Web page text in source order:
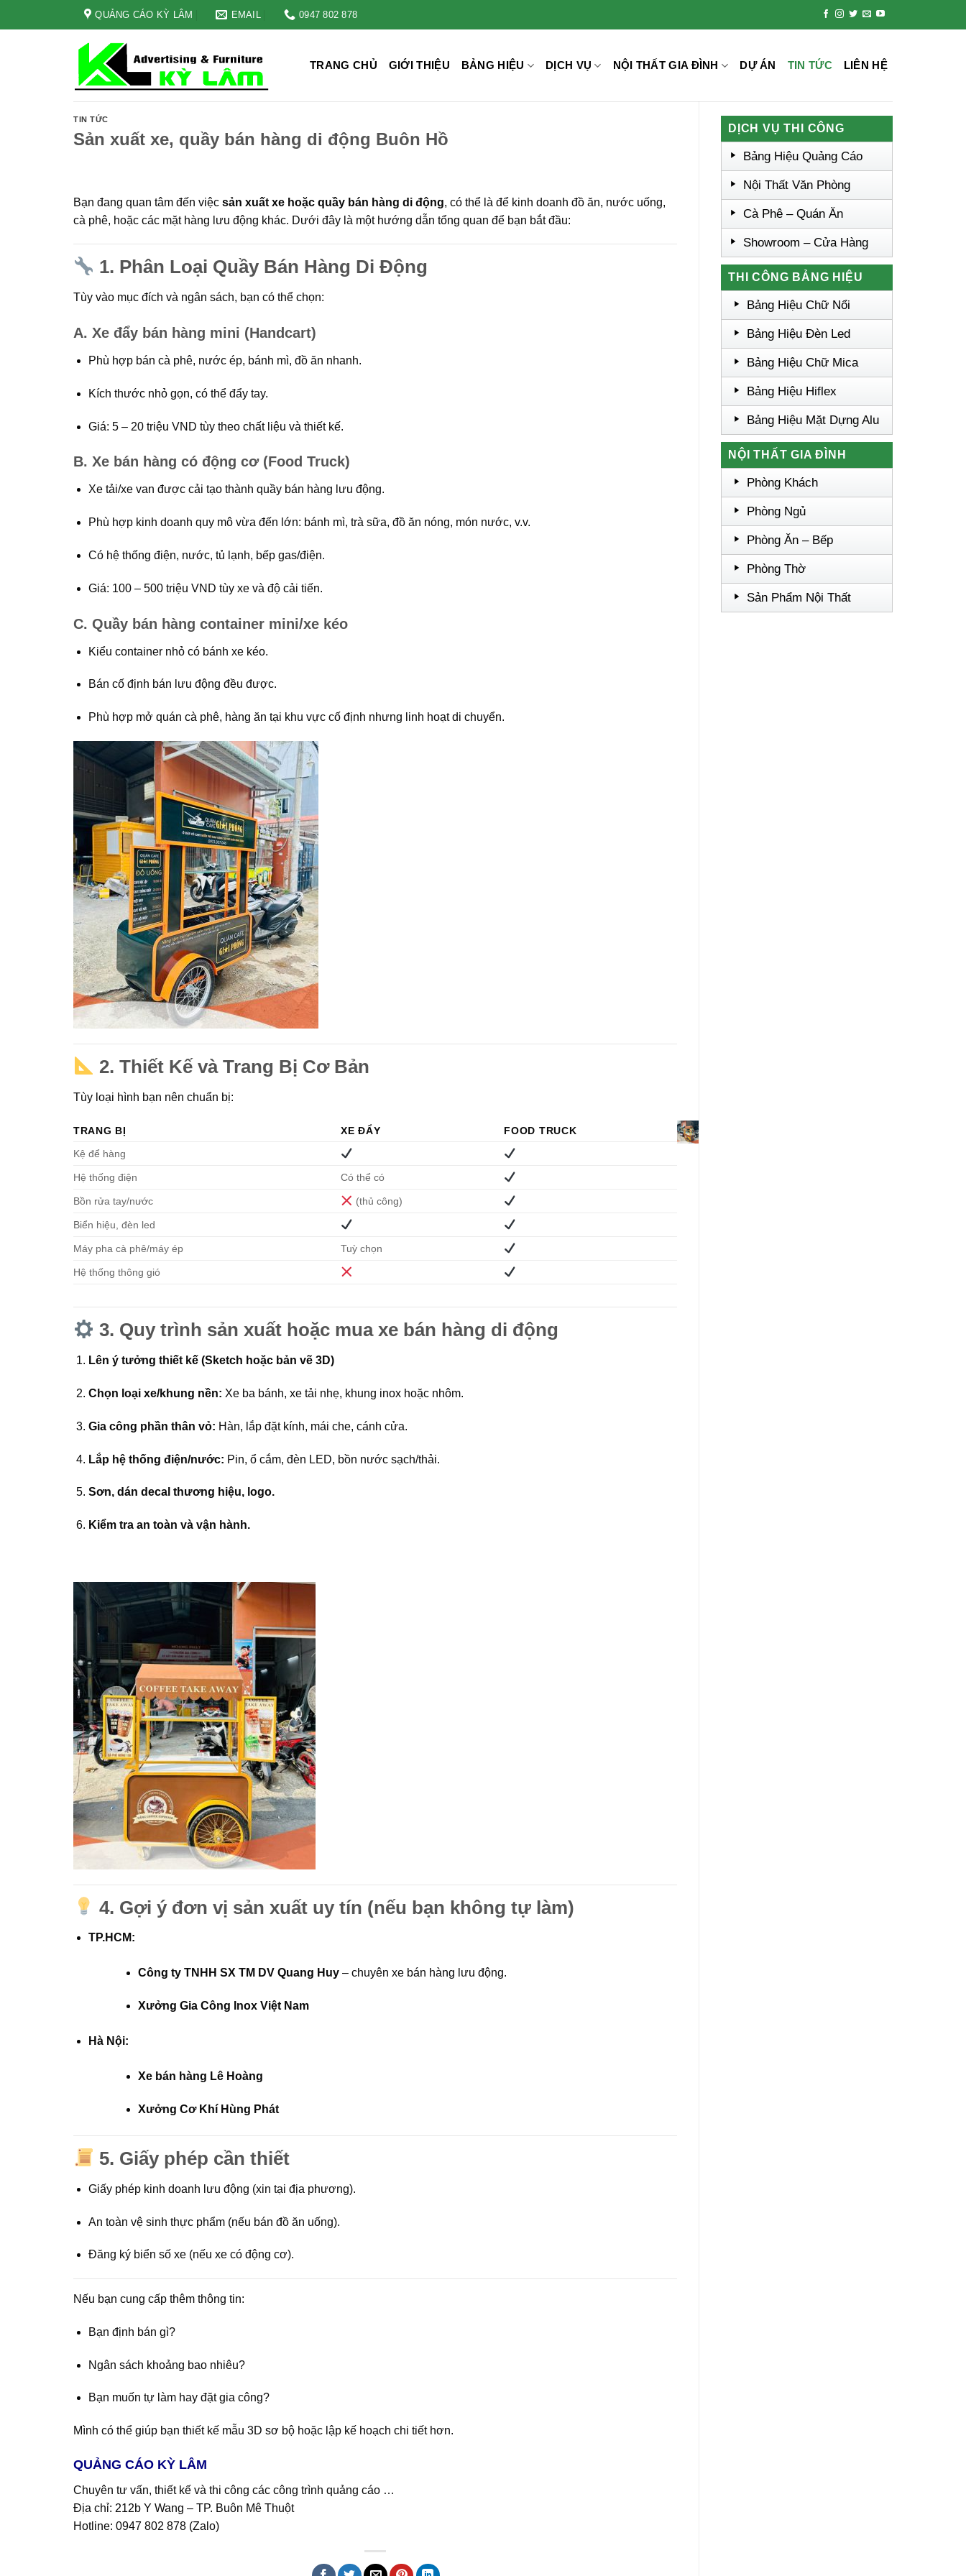
QUẢNG CÁO KỲ LÂM EMAIL 0947 802 878
TRANG CHỦ GIỚI THIỆU BẢNG HIỆU DỊCH VỤ NỘI THẤT GIA ĐÌNH DỰ ÁN TIN TỨC LIÊN HỆ
TIN TỨC
Sản xuất xe, quầy bán hàng di động Buôn Hồ
Bạn đang quan tâm đến việc sản xuất xe hoặc quầy bán hàng di động, có thể là để kinh doanh đồ ăn, nước uống,
cà phê, hoặc các mặt hàng lưu động khác. Dưới đây là một hướng dẫn tổng quan để bạn bắt đầu:
1. Phân Loại Quầy Bán Hàng Di Động
Tùy vào mục đích và ngân sách, bạn có thể chọn:
A. Xe đẩy bán hàng mini (Handcart)
Phù hợp bán cà phê, nước ép, bánh mì, đồ ăn nhanh.
Kích thước nhỏ gọn, có thể đẩy tay.
Giá: 5 – 20 triệu VND tùy theo chất liệu và thiết kế.
B. Xe bán hàng có động cơ (Food Truck)
Xe tải/xe van được cải tạo thành quầy bán hàng lưu động.
Phù hợp kinh doanh quy mô vừa đến lớn: bánh mì, trà sữa, đồ ăn nóng, món nước, v.v.
Có hệ thống điện, nước, tủ lạnh, bếp gas/điện.
Giá: 100 – 500 triệu VND tùy xe và độ cải tiến.
C. Quầy bán hàng container mini/xe kéo
Kiểu container nhỏ có bánh xe kéo.
Bán cố định bán lưu động đều được.
Phù hợp mở quán cà phê, hàng ăn tại khu vực cố định nhưng linh hoạt di chuyển.
2.Thiết Kế và Trang Bị Cơ Bản
Tùy loại hình bạn nên chuẩn bị:
TRANG BỊ XE ĐẨY
FOOD TRUCK
Kệ để hàng
Hệ thống điện Có thể có
Bồn rửa tay/nước (thủ công)
Biển hiệu, đèn led
Máy pha cà phê/máy ép Tuỳ chọn
Hệ thống thông gió
3. Quy trình sản xuất hoặc mua xe bán hàng di động
Lên ý tưởng thiết kế (Sketch hoặc bản vẽ 3D)
Chọn loại xe/khung nền: Xe ba bánh, xe tải nhẹ, khung inox hoặc nhôm.
Gia công phần thân vỏ: Hàn, lắp đặt kính, mái che, cánh cửa.
Lắp hệ thống điện/nước: Pin, ổ cắm, đèn LED, bồn nước sạch/thải.
Sơn, dán decal thương hiệu, logo.
Kiểm tra an toàn và vận hành.
4. Gợi ý đơn vị sản xuất uy tín (nếu bạn không tự làm)
TP.HCM:
Công ty TNHH SX TM DV Quang Huy– chuyên xe bán hàng lưu động.
Xưởng Gia Công Inox Việt Nam
Hà Nội:
Xe bán hàng Lê Hoàng
Xưởng Cơ Khí Hùng Phát
5. Giấy phép cần thiết
Giấy phép kinh doanh lưu động (xin tại địa phương).
An toàn vệ sinh thực phẩm (nếu bán đồ ăn uống).
Đăng ký biển số xe (nếu xe có động cơ).
Nếu bạn cung cấp thêm thông tin:
Bạn định bán gì?
Ngân sách khoảng bao nhiêu?
Bạn muốn tự làm hay đặt gia công?
Mình có thể giúp bạn thiết kế mẫu 3D sơ bộ hoặc lập kế hoạch chi tiết hơn.
QUẢNG CÁO KỲ LÂM
Chuyên tư vấn, thiết kế và thi công các công trình quảng cáo …
Địa chỉ: 212b Y Wang – TP. Buôn Mê Thuột
Hotline: 0947 802 878 (Zalo)
DỊCH VỤ THI CÔNG
Bảng Hiệu Quảng Cáo
Nội Thất Văn Phòng
Cà Phê – Quán Ăn
Showroom – Cửa Hàng
THI CÔNG BẢNG HIỆU
Bảng Hiệu Chữ Nổi
Bảng Hiệu Đèn Led
Bảng Hiệu Chữ Mica
Bảng Hiệu Hiflex
Bảng Hiệu Mặt Dựng Alu
NỘI THẤT GIA ĐÌNH
Phòng Khách
Phòng Ngủ
Phòng Ăn – Bếp
Phòng Thờ
Sản Phẩm Nội Thất